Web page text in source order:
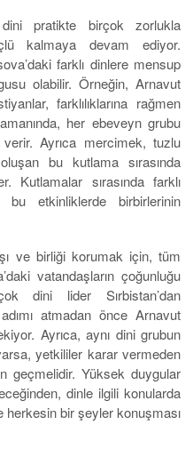
dini pratikte birçok zorlukla
kalmaya devam ediyor.
farklı dinlere mensup
olabilir. Örneğin, Arnavut
farklılıklarına rağmen
her ebeveyn grubu
Ayrıca mercimek, tuzlu
bu kutlama sırasında
sırasında farklı
etkinliklerde birbirlerinin
ve birliği korumak için, tüm
vatandaşların çoğunluğu
dini lider Sırbistan’dan
atmadan önce Arnavut
Ayrıca, aynı dini grubun
yetkililer karar vermeden
geçmelidir. Yüksek duygular
dinle ilgili konularda
bir şeyler konuşması